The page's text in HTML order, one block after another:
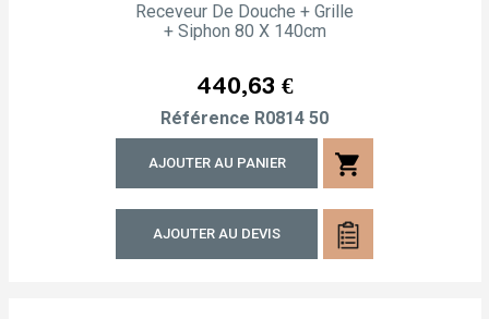
Receveur De Douche + Grille
+ Siphon 80 X 140cm
Prix
440,63 €
Référence R0814 50
AJOUTER AU PANIER shopping_cart
AJOUTER AU DEVIS